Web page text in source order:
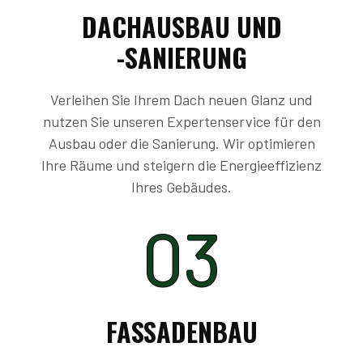
DACHAUSBAU UND
-SANIERUNG
Verleihen Sie Ihrem Dach neuen Glanz und
nutzen Sie unseren Expertenservice für den
Ausbau oder die Sanierung. Wir optimieren
Ihre Räume und steigern die Energieeffizienz
Ihres Gebäudes.
03
FASSADENBAU